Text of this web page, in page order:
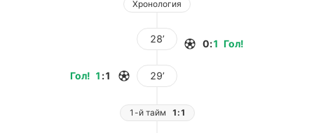
Хронология
28’ Гол!
0:1
Гол! 1 :1 29’
1-й тайм 1:1